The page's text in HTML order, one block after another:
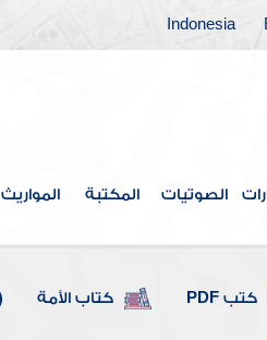
Indonesia
الصوتيات المكتبة المواريث
كتب PDF كتاب الأمة